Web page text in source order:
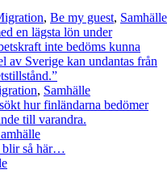
, Be my guest, Samhälle
en lägsta lön under
inte bedöms kunna
av Sverige kan undantas från
, Samhälle
hur finländarna bedömer
till varandra.
blir så här…